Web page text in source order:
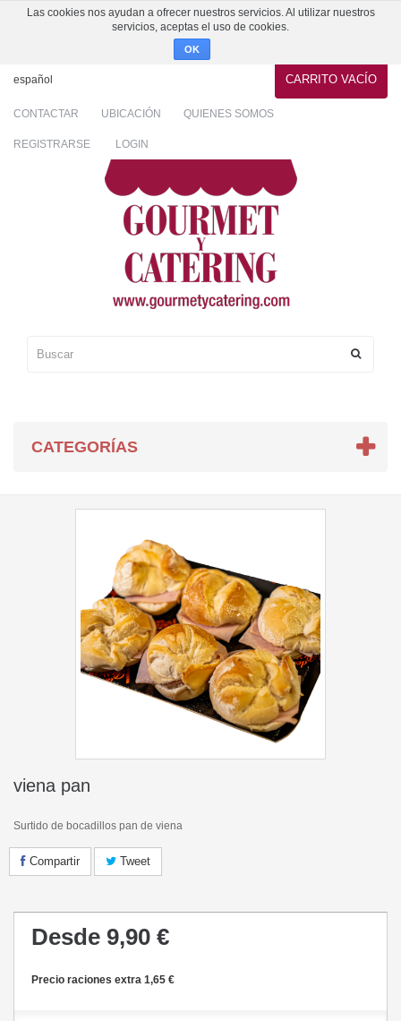
Las cookies nos ayudan a ofrecer nuestros servicios. Al utilizar nuestros
servicios, aceptas el uso de cookies.
OK
CARRITO VACÍO
español
CONTACTAR UBICACIÓN QUIENES SOMOS
REGISTRARSE LOGIN
CATEGORÍAS
viena pan
Surtido de bocadillos pan de viena
Compartir Tweet
Desde 9,90 €
Precio raciones extra 1,65 €